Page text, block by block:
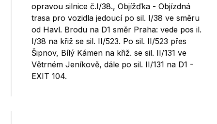
opravou silnice č.I/38., Objížďka - Objízdná
trasa pro vozidla jedoucí po sil. I/38 ve směru
od Havl. Brodu na D1 směr Praha: vede pos il.
I/38 na křiž se sil. II/523. Po sil. II/523 přes
Šipnov, Bílý Kámen na křiž. se sil. II/131 ve
Větrném Jeníkově, dále po sil. II/131 na D1 -
EXIT 104.